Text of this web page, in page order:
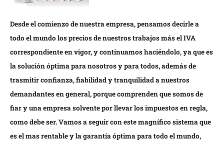
Desde el comienzo de nuestra empresa, pensamos decirle a
todo el mundo los precios de nuestros trabajos más el IVA
correspondiente en vigor, y continuamos haciéndolo, ya que es
la solución óptima para nosotros y para todos, además de
trasmitir confianza, fiabilidad y tranquilidad a nuestros
demandantes en general, porque comprenden que somos de
fiar y una empresa solvente por llevar los impuestos en regla,
como debe ser. Vamos a seguir con este magnífico sistema que
es el mas rentable y la garantía óptima para todo el mundo,